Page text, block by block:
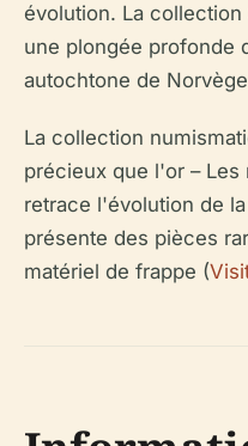
évolution. La
une plongée profonde
autochtone de
La collection
précieux que l'or –
retrace l'évolution de
présente des pièces
matériel de frappe (